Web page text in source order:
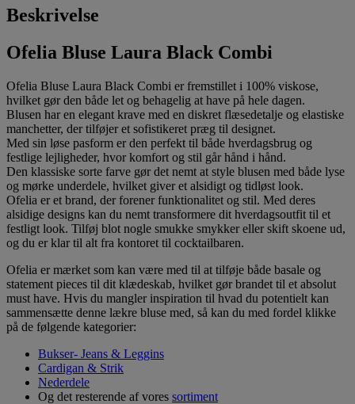
Beskrivelse
Ofelia Bluse Laura Black Combi
Ofelia Bluse Laura Black Combi er fremstillet i 100% viskose,
hvilket gør den både let og behagelig at have på hele dagen.
Blusen har en elegant krave med en diskret flæsedetalje og elastiske
manchetter, der tilføjer et sofistikeret præg til designet.
Med sin løse pasform er den perfekt til både hverdagsbrug og
festlige lejligheder, hvor komfort og stil går hånd i hånd.
Den klassiske sorte farve gør det nemt at style blusen med både lyse
og mørke underdele, hvilket giver et alsidigt og tidløst look.
Ofelia er et brand, der forener funktionalitet og stil. Med deres
alsidige designs kan du nemt transformere dit hverdagsoutfit til et
festligt look. Tilføj blot nogle smukke smykker eller skift skoene ud,
og du er klar til alt fra kontoret til cocktailbaren.
Ofelia er mærket som kan være med til at tilføje både basale og
statement pieces til dit klædeskab, hvilket gør brandet til et absolut
must have. Hvis du mangler inspiration til hvad du potentielt kan
sammensætte denne lækre bluse med, så kan du med fordel klikke
på de følgende kategorier:
Bukser- Jeans & Leggins
Cardigan & Strik
Nederdele
Og det resterende af vores sortiment